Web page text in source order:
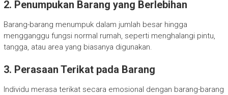
2. Penumpukan Barang yang Berlebihan
Barang-barang menumpuk dalam jumlah besar hingga
mengganggu fungsi normal rumah, seperti menghalangi pintu,
tangga, atau area yang biasanya digunakan.
3. Perasaan Terikat pada Barang
Individu merasa terikat secara emosional dengan barang-barang